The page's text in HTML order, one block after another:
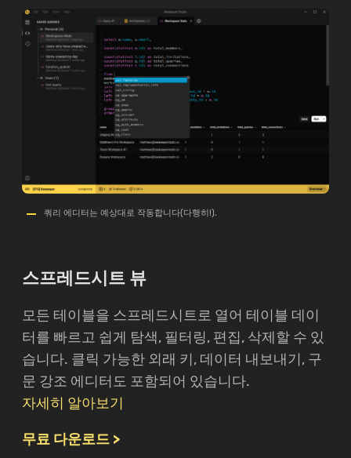
쿼리 에디터는 예상대로 작동합니다(다행히!).
스프레드시트 뷰
모든 테이블을 스프레드시트로 열어 테이블 데이
터를 빠르고 쉽게 탐색, 필터링, 편집, 삭제할 수 있
습니다. 클릭 가능한 외래 키, 데이터 내보내기, 구
문 강조 에디터도 포함되어 있습니다.
자세히 알아보기
무료 다운로드 >